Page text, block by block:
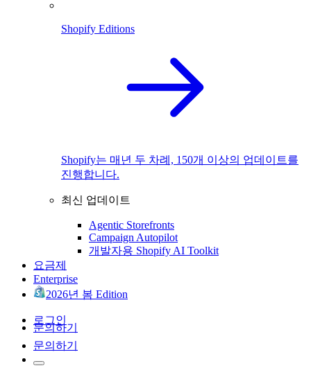
Shopify Editions
Shopify는 매년 두 차례, 150개 이상의 업데이트를
진행합니다.
최신 업데이트
Agentic Storefronts
Campaign Autopilot
개발자용 Shopify AI Toolkit
요금제
Enterprise
2026년 봄 Edition
로그인
문의하기
문의하기